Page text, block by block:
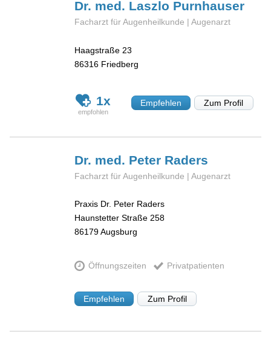
Dr. med. Laszlo Purnhauser
Facharzt für Augenheilkunde | Augenarzt
Haagstraße 23
86316 Friedberg
1x Empfehlen Zum Profil
Dr. med. Peter Raders
Facharzt für Augenheilkunde | Augenarzt
Praxis Dr. Peter Raders
Haunstetter Straße 258
86179Augsburg
Öffnungszeiten Privatpatienten
Empfehlen Zum Profil